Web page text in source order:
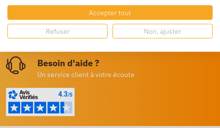
Dès 250€ HT d’achat
Destockage
Besoin d'aide ?
Un service client à votre écoute
Accepter tout
Refuser Non, ajuster